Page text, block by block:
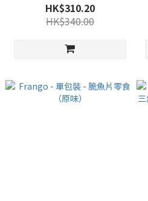
HK$310.20
HK$340.00